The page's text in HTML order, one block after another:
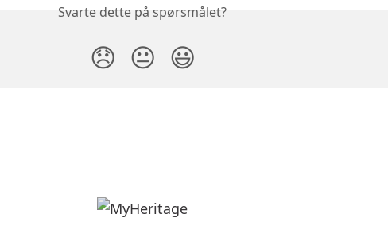
Svarte dette på spørsmålet?
😞 😐 😃